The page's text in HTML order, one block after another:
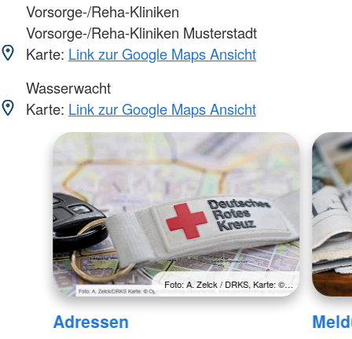
Vorsorge-/Reha-Kliniken
Vorsorge-/Reha-Kliniken Musterstadt
Karte: Link zur Google Maps Ansicht
Wasserwacht
Karte: Link zur Google Maps Ansicht
Foto: A. Zelck / DRKS, Karte: ©…
Adressen